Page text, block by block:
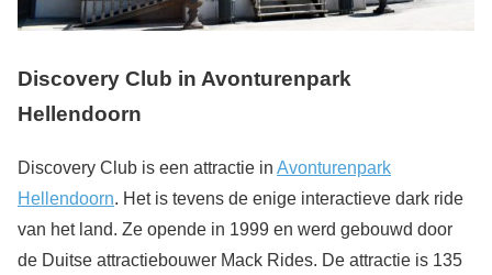
Discovery Club in Avonturenpark
Hellendoorn
Discovery Club is een attractie in Avonturenpark
Hellendoorn. Het is tevens de enige interactieve dark ride
van het land. Ze opende in 1999 en werd gebouwd door
de Duitse attractiebouwer Mack Rides. De attractie is 135